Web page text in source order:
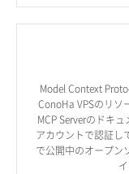
Model Context
ConoHa VPSのリソ
MCP Serverのドキ
アカウントで認証し
で公開中のオープン